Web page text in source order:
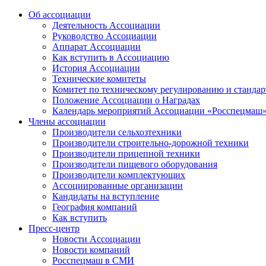
Об ассоциации
Деятельность Ассоциации
Руководство Ассоциации
Аппарат Ассоциации
Как вступить в Ассоциацию
История Ассоциации
Технические комитеты
Комитет по техническому регулированию и
Положение Ассоциации о Наградах
Календарь мероприятий Ассоциации «Росспецмаш»
Члены ассоциации
Производители сельхозтехники
Производители строительно-дорожной техники
Производители прицепной техники
Производители пищевого оборудования
Производители комплектующих
Ассоциированные организации
Кандидаты на вступление
География компаний
Как вступить
Пресс-центр
Новости Ассоциации
Новости компаний
Росспецмаш в СМИ